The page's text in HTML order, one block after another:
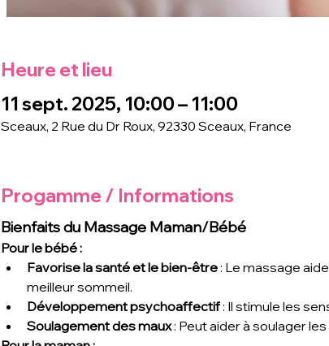
Heure et lieu
11 sept. 2025, 10:00 – 11:00
Sceaux, 2 Rue du Dr Roux, 92330 Sceaux, France
Progamme / Informations
Bienfaits du Massage Maman/Bébé
Pour le bébé :
Favorise la santé et le bien-être : Le massage
meilleur sommeil.
Développement psychoaffectif : Il stimule les
Soulagement des maux : Peut aider à soulager